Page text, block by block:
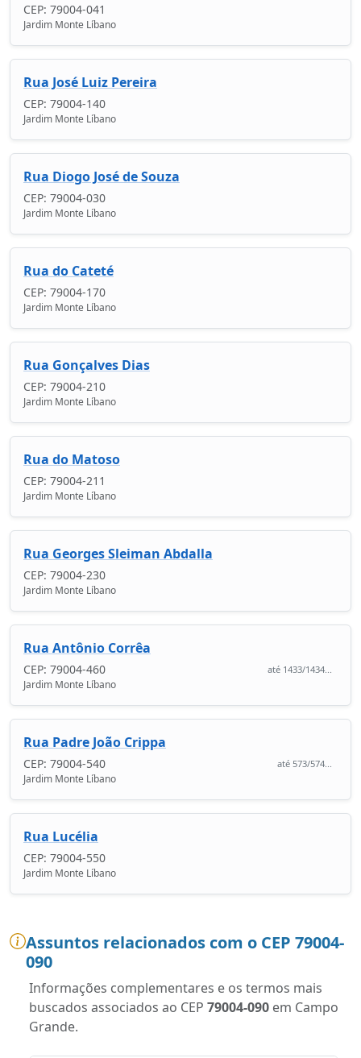
CEP: 79004-041
Jardim Monte Líbano
Rua José Luiz Pereira
CEP: 79004-140
Jardim Monte Líbano
Rua Diogo José de Souza
CEP: 79004-030
Jardim Monte Líbano
Rua do Cateté
CEP: 79004-170
Jardim Monte Líbano
Rua Gonçalves Dias
CEP: 79004-210
Jardim Monte Líbano
Rua do Matoso
CEP: 79004-211
Jardim Monte Líbano
Rua Georges Sleiman Abdalla
CEP: 79004-230
Jardim Monte Líbano
Rua Antônio Corrêa
CEP: 79004-460 até 1433/1434...
Jardim Monte Líbano
Rua Padre João Crippa
CEP: 79004-540 até 573/574...
Jardim Monte Líbano
Rua Lucélia
CEP: 79004-550
Jardim Monte Líbano
Assuntos relacionados com o CEP 79004-
090
Informações complementares e os termos mais
buscados associados ao CEP 79004-090 em Campo
Grande.